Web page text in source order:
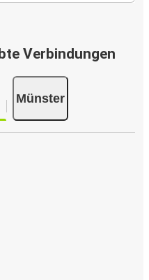
Verbindungen
Münster